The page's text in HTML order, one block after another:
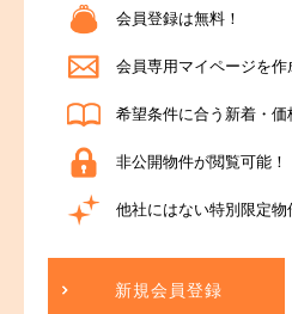
会員登録は無料！
会員専用マイページを作
希望条件に合う新着・価
非公開物件が閲覧可能！
他社にはない特別限定物
新規会員登録